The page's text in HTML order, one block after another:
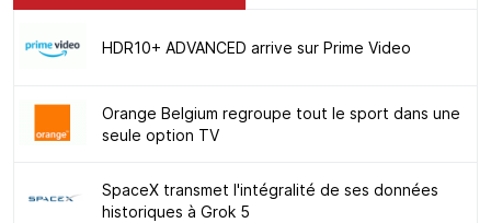
HDR10+ ADVANCED arrive sur Prime Video
Orange Belgium regroupe tout le sport dans une
seule option TV
SpaceX transmet l'intégralité de ses données
historiques à Grok 5